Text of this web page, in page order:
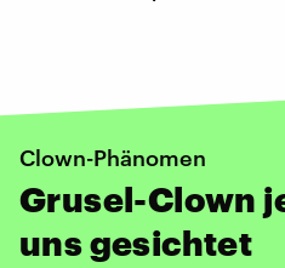
Clown-Phänomen
Grusel-Clown
uns gesichtet